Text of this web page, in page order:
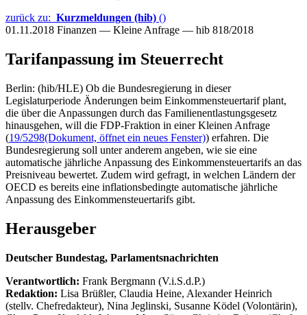
zurück zu: Kurzmeldungen (hib) ()
01.11.2018 Finanzen — Kleine Anfrage — hib 818/2018
Tarifanpassung im Steuerrecht
Berlin: (hib/HLE) Ob die Bundesregierung in dieser
Legislaturperiode Änderungen beim Einkommensteuertarif plant,
die über die Anpassungen durch das Familienentlastungsgesetz
hinausgehen, will die FDP-Fraktion in einer Kleinen Anfrage
(19/5298(Dokument, öffnet ein neues Fenster)) erfahren. Die
Bundesregierung soll unter anderem angeben, wie sie eine
automatische jährliche Anpassung des Einkommensteuertarifs an das
Preisniveau bewertet. Zudem wird gefragt, in welchen Ländern der
OECD es bereits eine inflationsbedingte automatische jährliche
Anpassung des Einkommensteuertarifs gibt.
Herausgeber
Deutscher Bundestag, Parlamentsnachrichten
Verantwortlich: Frank Bergmann (V.i.S.d.P.)
Redaktion: Lisa Brüßler, Claudia Heine, Alexander Heinrich
(stellv. Chefredakteur), Nina Jeglinski, Susanne Ködel (Volontärin),